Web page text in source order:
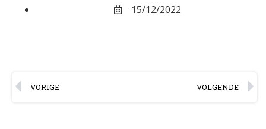
15/12/2022
VORIGE VOLGENDE